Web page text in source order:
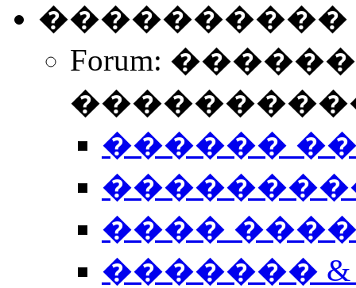
����������
Forum:
������
����
�������